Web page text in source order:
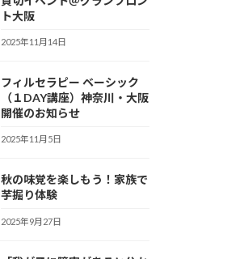
ト大阪
2025年11月14日
フィルセラピー ベーシック
（１DAY講座）神奈川・大阪
開催のお知らせ
2025年11月5日
秋の味覚を楽しもう！家族で
芋掘り体験
2025年9月27日